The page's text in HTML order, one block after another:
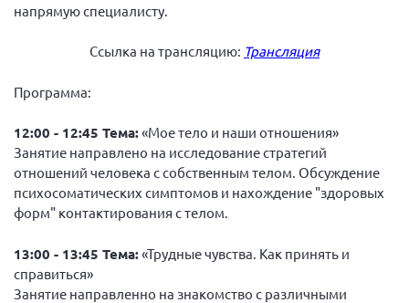
Третий съезд
Шестой съезд
Письма и официальные ответы
Методическая литература для НКО
Публичные отчеты
напрямую специалисту.
Ссылка на трансляцию: Трансляция
Программа:
12:00 - 12:45 Тема:«Мое тело и наши отношения»
Занятие направлено на исследование стратегий
отношений человека с собственным телом. Обсуждение
психосоматических симптомов и нахождение "здоровых
форм" контактирования с телом.
13:00 - 13:45 Тема:«Трудные чувства. Как принять и
справиться»
Занятие направленно на знакомство с различными